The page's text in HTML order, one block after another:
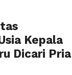
Kepala
Dicari Pria